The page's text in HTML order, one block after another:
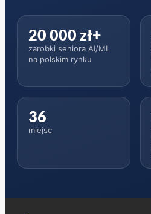
20 000 zł+
zarobki seniora AI/ML
na polskim rynku
36
miejsc